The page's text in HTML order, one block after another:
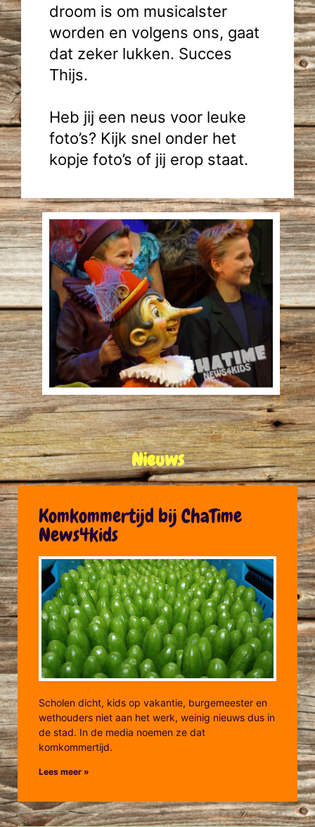
droom is om musicalster
worden en volgens ons, gaat
dat zeker lukken. Succes
Thijs.
Heb jij een neus voor leuke
foto’s? Kijk snel onder het
kopje foto’s of jij erop staat.
Nieuws
Komkommertijd bij ChaTime
News4kids
Scholen dicht, kids op vakantie, burgemeester en
wethouders niet aan het werk, weinig nieuws dus in
de stad. In de media noemen ze dat
komkommertijd.
Lees meer »